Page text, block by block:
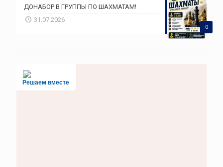
0
ДОНАБОР В ГРУППЫ ПО ШАХМАТАМ!
31.07.2026
Решаем вместе